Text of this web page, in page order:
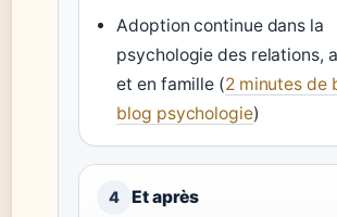
Adoption continue dans la
psychologie des relations,
et en famille (2 minutes de
blog psychologie)
4 Et après